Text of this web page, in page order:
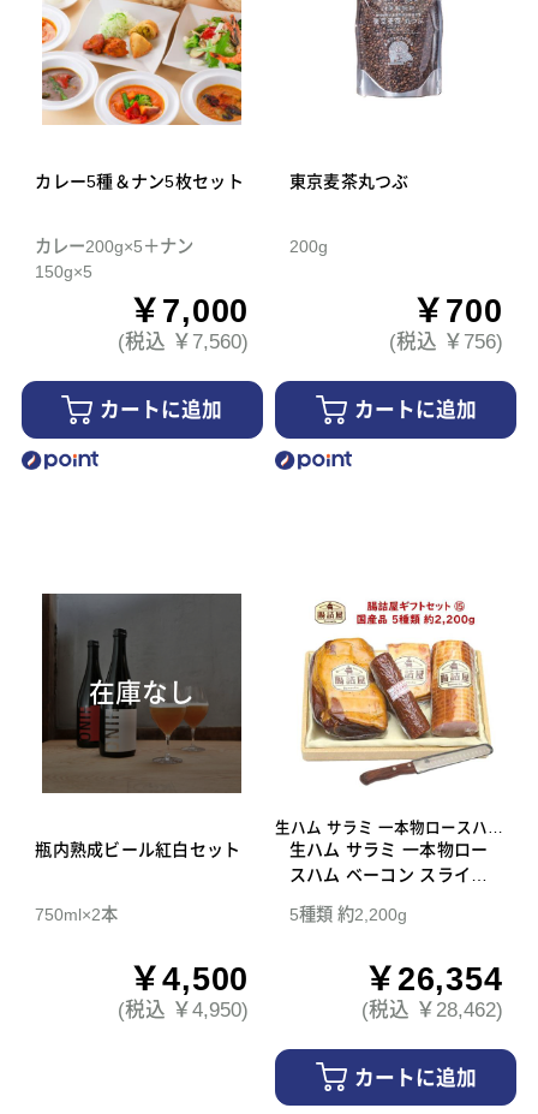
カレー5種＆ナン5枚セット
カレー200g×5＋ナン
150g×5
￥7,000
(税込 ￥7,560)
カートに追加
東京麦茶丸つぶ
200g
￥700
(税込 ￥756)
カートに追加
在庫なし
瓶内熟成ビール紅白セット
750ml×2本
￥4,500
(税込 ￥4,950)
生ハム サラミ 一本物ロースハム
ベーコン スライスナイフ
生ハム サラミ 一本物ロー
スハム ベーコン スライス
ト 15
5種類 約2,200g
￥26,354
(税込 ￥28,462)
カートに追加